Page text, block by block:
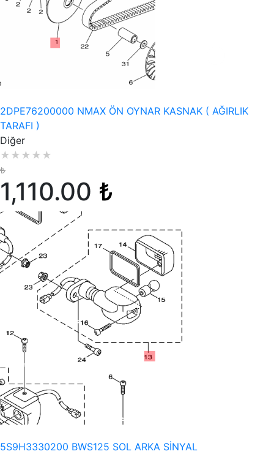
2DPE76200000 NMAX ÖN OYNAR KASNAK ( AĞIRLIK
TARAFI )
Diğer
★ ★ ★ ★ ★
₺
1,110.00 ₺
5S9H3330200 BWS125 SOL ARKA SİNYAL